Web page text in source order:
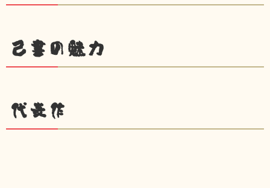
己書の魅力
代表作